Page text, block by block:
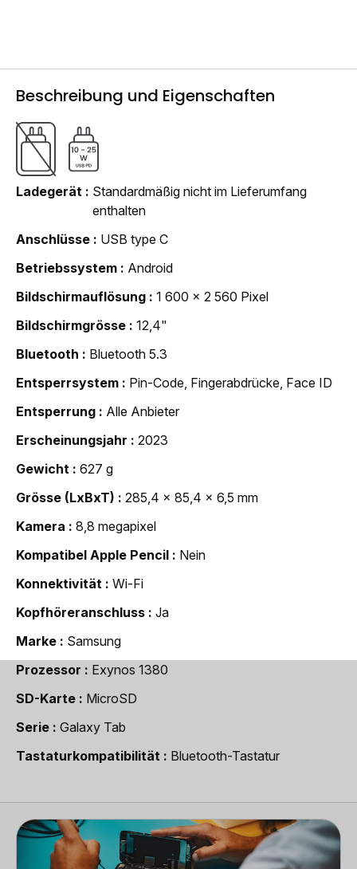
Beschreibung und Eigenschaften
Ladegerät
Standardmäßig nicht im Lieferumfang
enthalten
Anschlüsse
USB type C
Betriebssystem
Android
Bildschirmauflösung
1 600 x 2 560 Pixel
Bildschirmgrösse
12,4"
Bluetooth
Bluetooth 5.3
Entsperrsystem
Pin-Code, Fingerabdrücke, Face ID
Entsperrung
Alle Anbieter
Erscheinungsjahr
2023
Gewicht
627 g
Grösse (LxBxT)
285,4 x 85,4 x 6,5 mm
Kamera
8,8 megapixel
Kompatibel Apple Pencil
Nein
Konnektivität
Wi-Fi
Kopfhöreranschluss
Ja
Marke
Samsung
Prozessor
Exynos 1380
SD-Karte
MicroSD
Serie
Galaxy Tab
Tastaturkompatibilität
Bluetooth-Tastatur